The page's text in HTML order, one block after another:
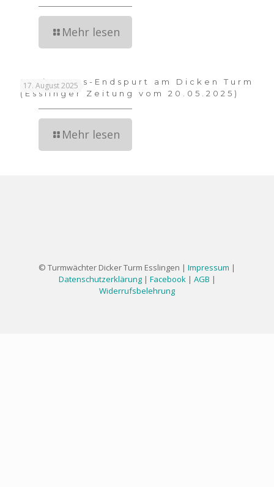
Mehr lesen
17. August 2025
Sanierungs-Endspurt am Dicken Turm
(Esslinger Zeitung vom 20.05.2025)
Mehr lesen
© Turmwächter Dicker Turm Esslingen | Impressum |
Datenschutzerklärung| Facebook| AGB |
Widerrufsbelehrung